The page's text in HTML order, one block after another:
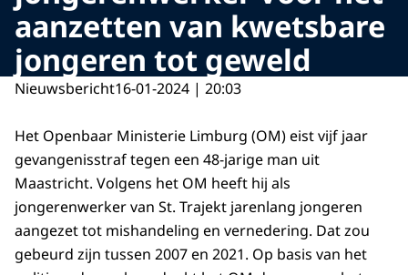
aanzetten van kwetsbare
jongeren tot geweld
Nieuwsbericht16-01-2024 | 20:03
Het Openbaar Ministerie Limburg (OM) eist vijf jaar
gevangenisstraf tegen een 48-jarige man uit
Maastricht. Volgens het OM heeft hij als
jongerenwerker van St. Trajekt jarenlang jongeren
aangezet tot mishandeling en vernedering. Dat zou
gebeurd zijn tussen 2007 en 2021. Op basis van het